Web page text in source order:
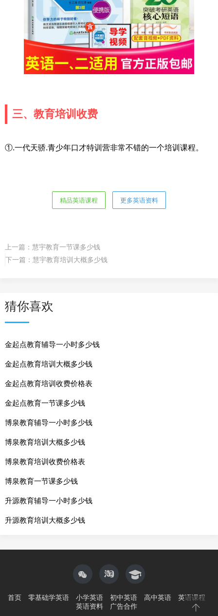
三、教育培训收费
①.一代天骄.青少年口才特训营非常不错的一个培训课程。
精品英语课程 更多英语资料
上一篇： 慧宇教育一节课多少钱
下一篇： 慧宇教育培训大概多少钱
猜你喜欢
金起点教育辅导一小时多少钱
金起点教育培训大概多少钱
金起点教育培训收费价格表
金起点教育一节课多少钱
博泉教育辅导一小时多少钱
博泉教育培训大概多少钱
博泉教育培训收费价格表
博泉教育一节课多少钱
升源教育辅导一小时多少钱
升源教育培训大概多少钱
首页 零基础学英语 小学英语 初中英语 高中英语
英语课程
英语资料
广告合作